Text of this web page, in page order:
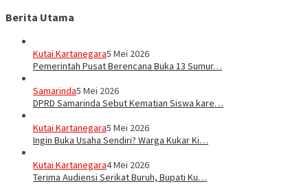
Berita Utama
Kutai Kartanegara5 Mei 2026
Pemerintah Pusat Berencana Buka 13 Sumur…
Samarinda5 Mei 2026
DPRD Samarinda Sebut Kematian Siswa kare…
Kutai Kartanegara5 Mei 2026
Ingin Buka Usaha Sendiri? Warga Kukar Ki…
Kutai Kartanegara4 Mei 2026
Terima Audiensi Serikat Buruh, Bupati Ku…